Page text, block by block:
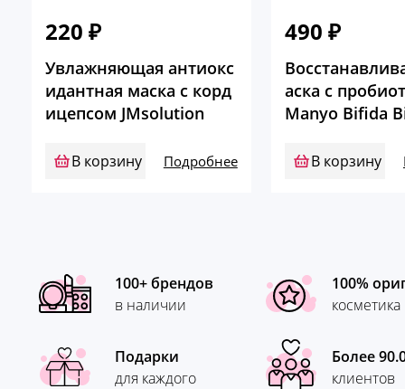
220 ₽
Увлажняющая антиокс
идантная маска с корд
ицепсом JMsolution
В корзину Подробнее
490₽
аска с
Manyo Bifida
В корзину
100+ брендов
в наличии
100%
косметика
Подарки
для каждого
Более
клиентов